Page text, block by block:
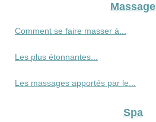
Massage
Comment se faire masser à...
Les plus étonnantes...
Les massages apportés par le...
Spa